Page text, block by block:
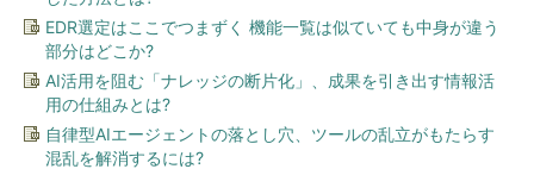
EDR選定はここでつまずく 機能一覧は似ていても中身が違う
部分はどこか?
AI活用を阻む「ナレッジの断片化」、成果を引き出す情報活
用の仕組みとは?
自律型AIエージェントの落とし穴、ツールの乱立がもたらす
混乱を解消するには?